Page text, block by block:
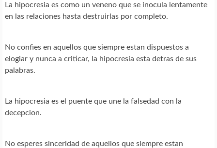
La hipocresia es como un veneno que se inocula lentamente
en las relaciones hasta destruirlas por completo.
No confies en aquellos que siempre estan dispuestos a
elogiar y nunca a criticar, la hipocresia esta detras de sus
palabras.
La hipocresia es el puente que une la falsedad con la
decepcion.
No esperes sinceridad de aquellos que siempre estan